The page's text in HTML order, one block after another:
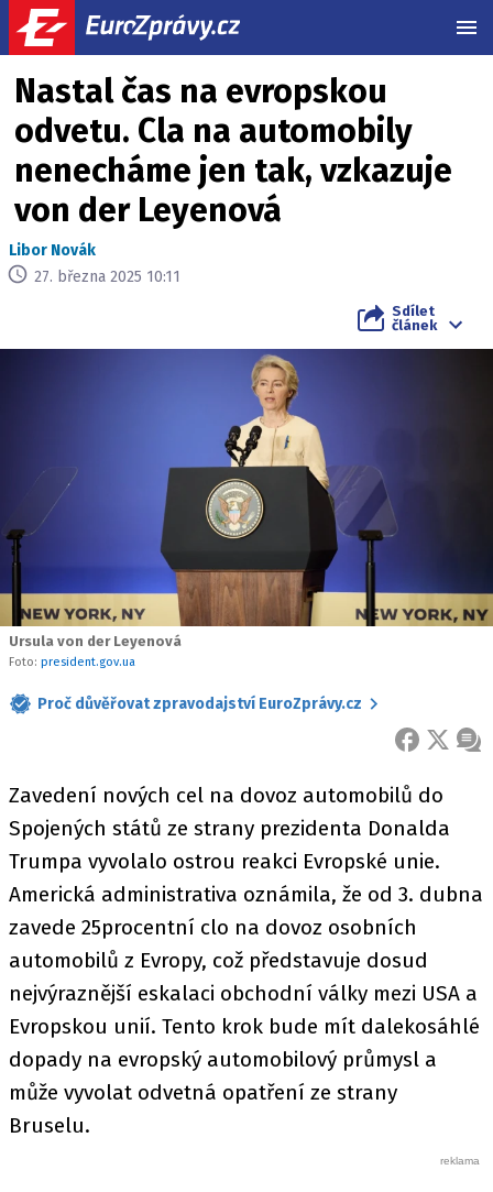
Nastal čas na evropskou
odvetu. Cla na automobily
nenecháme jen tak, vzkazuje
von der Leyenová
Libor Novák
27. března 2025 10:11
Sdílet
článek
Ursula von der Leyenová
Foto: president.gov.ua
Proč důvěřovat zpravodajství EuroZprávy.cz
FACEBOOK
X
Zavedení nových cel na dovoz automobilů do
Spojených států ze strany prezidenta Donalda
Trumpa vyvolalo ostrou reakci Evropské unie.
Americká administrativa oznámila, že od 3. dubna
zavede 25procentní clo na dovoz osobních
automobilů z Evropy, což představuje dosud
nejvýraznější eskalaci obchodní války mezi USA a
Evropskou unií. Tento krok bude mít dalekosáhlé
dopady na evropský automobilový průmysl a
může vyvolat odvetná opatření ze strany
Bruselu.